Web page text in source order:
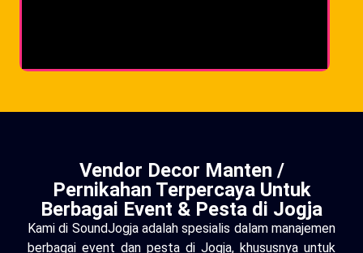
Vendor Decor Manten /
Pernikahan Terpercaya Untuk
Berbagai Event & Pesta di Jogja
Kami di SoundJogja adalah spesialis dalam manajemen
berbagai event dan pesta di Jogja, khususnya untuk